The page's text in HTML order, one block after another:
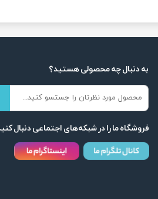
به دنبال چه محصولی هستید؟
فروشگاه ما را در شبکه‌های اجتماعی دنبال